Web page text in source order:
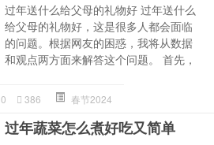
过年送什么给父母的礼物好 过年送什么
给父母的礼物好，这是很多人都会面临
的问题。根据网友的困惑，我将从数据
和观点两方面来解答这个问题。 首先，
0 386 春节2024
过年蔬菜怎么煮好吃又简单